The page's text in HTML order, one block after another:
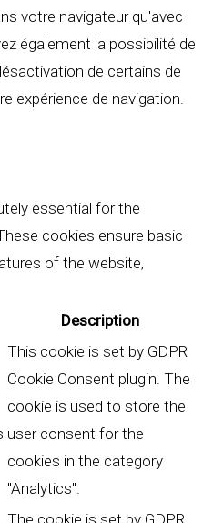
votre navigateur qu'avec
également la possibilité de
de certains de
expérience de navigation.
essential for the
cookies ensure basic
of the website,
Description
This cookie is set by GDPR
Cookie Consent plugin. The
cookie is used to store the
user consent for the
cookies in the category
"Analytics".